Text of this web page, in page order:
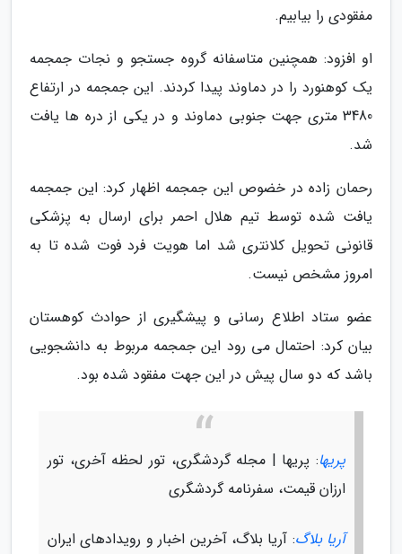
مفقودی را بیابیم.
او افزود: همچنین متاسفانه گروه جستجو و نجات جمجمه
یک کوهنورد را در دماوند پیدا کردند. این جمجمه در ارتفاع
3480 متری جهت جنوبی دماوند و در یکی از دره ها یافت
شد.
رحمان زاده در خضوص این جمجمه اظهار کرد: این جمجمه
یافت شده توسط تیم هلال احمر برای ارسال به پزشکی
قانونی تحویل کلانتری شد اما هویت فرد فوت شده تا به
امروز مشخص نیست.
عضو ستاد اطلاع رسانی و پیشگیری از حوادث کوهستان
بیان کرد: احتمال می رود این جمجمه مربوط به دانشجویی
باشد که دو سال پیش در این جهت مفقود شده بود.
پریها: پریها | مجله گردشگری، تور لحظه آخری، تور
ارزان قیمت، سفرنامه گردشگری
آریا بلاگ: آریا بلاگ، آخرین اخبار و رویدادهای ایران